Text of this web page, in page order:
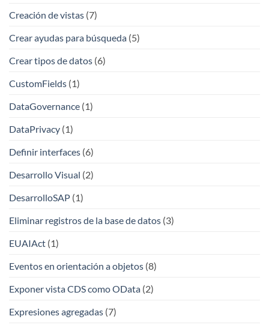
Creación de vistas (7)
Crear ayudas para búsqueda (5)
Crear tipos de datos (6)
CustomFields (1)
DataGovernance (1)
DataPrivacy (1)
Definir interfaces (6)
Desarrollo Visual (2)
DesarrolloSAP (1)
Eliminar registros de la base de datos (3)
EUAIAct (1)
Eventos en orientación a objetos (8)
Exponer vista CDS como OData (2)
Expresiones agregadas (7)